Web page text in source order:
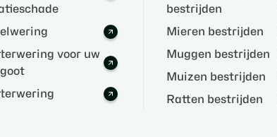
voor uw
bestrijden
Mieren bestrijden
Muggen bestrijden
Muizen bestrijden
Ratten bestrijden